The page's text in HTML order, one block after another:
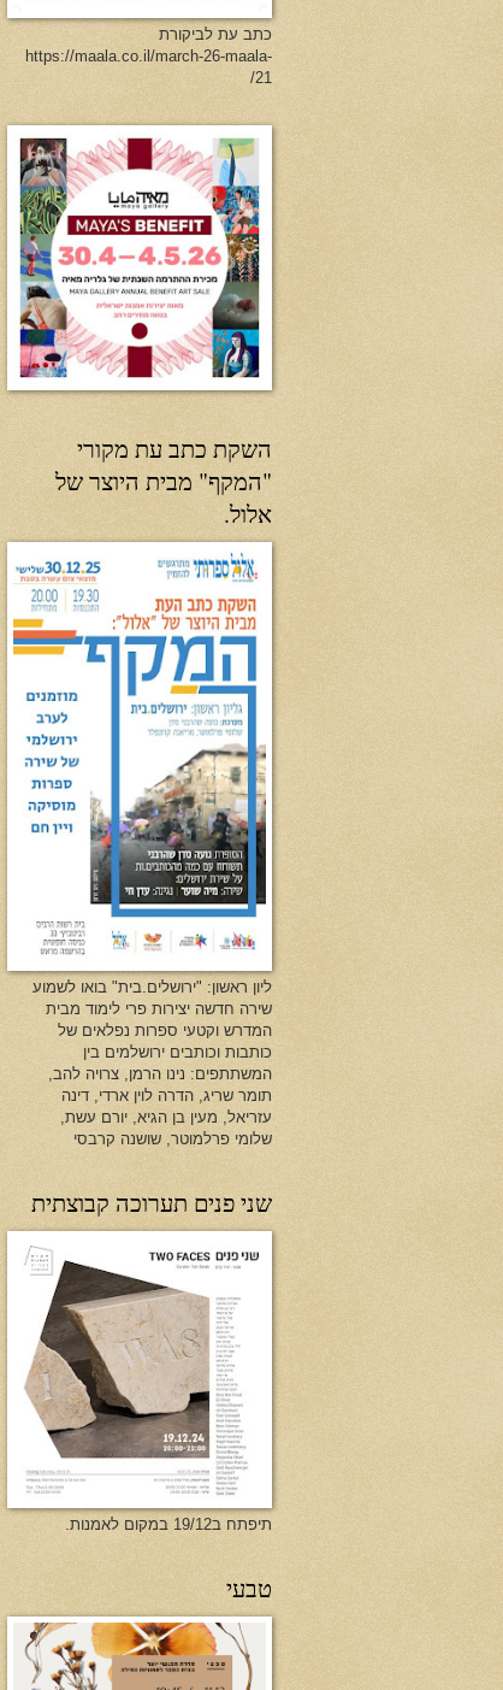
כתב עת לביקורת
https://maala.co.il/march-26-maala-
21/
השקת כתב עת מקורי
"המקף" מבית היוצר של
אלול.
ליון ראשון: "ירושלים.בית" בואו לשמוע
שירה חדשה יצירות פרי לימוד מבית
המדרש וקטעי ספרות נפלאים של
כותבות וכותבים ירושלמים בין
המשתתפים: נינו הרמן, צרויה להב,
תומר שריג, הדרה לוין ארדי, דינה
עזריאל, מעין בן הגיא, יורם עשת,
שלומי פרלמוטר, שושנה קרבסי
שני פנים תערוכה קבוצתית
תיפתח ב19/12 במקום לאמנות.
טבעי